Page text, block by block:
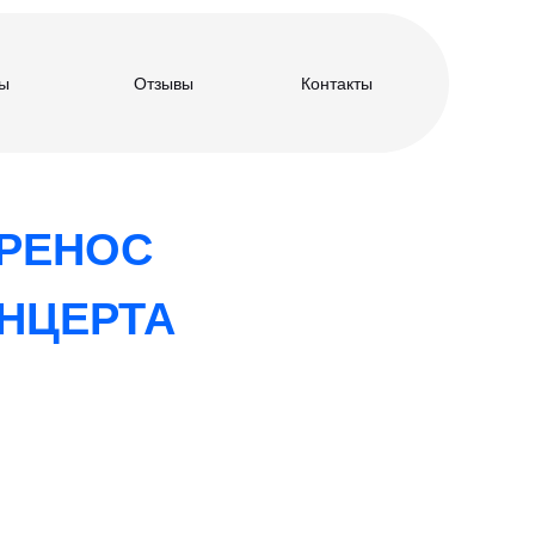
Контакты
Отзывы